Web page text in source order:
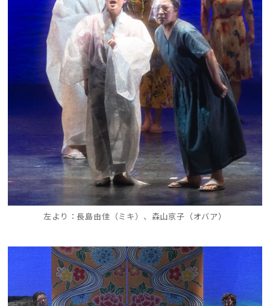
左より：長島由佳（ミキ）、森山京子（オバア）